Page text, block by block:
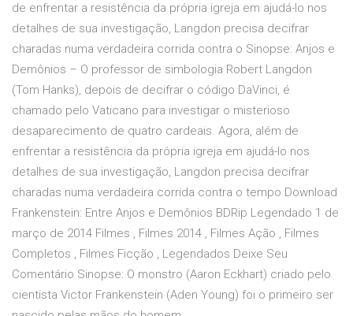
de enfrentar a resistência da própria igreja em ajudá-lo nos
detalhes de sua investigação, Langdon precisa decifrar
charadas numa verdadeira corrida contra o Sinopse: Anjos e
Demônios – O professor de simbologia Robert Langdon
(Tom Hanks), depois de decifrar o código DaVinci, é
chamado pelo Vaticano para investigar o misterioso
desaparecimento de quatro cardeais. Agora, além de
enfrentar a resistência da própria igreja em ajudá-lo nos
detalhes de sua investigação, Langdon precisa decifrar
charadas numa verdadeira corrida contra o tempo Download
Frankenstein: Entre Anjos e Demônios BDRip Legendado 1 de
março de 2014 Filmes , Filmes 2014 , Filmes Ação , Filmes
Completos , Filmes Ficção , Legendados Deixe Seu
Comentário Sinopse: O monstro (Aaron Eckhart) criado pelo
cientista Victor Frankenstein (Aden Young) foi o primeiro ser